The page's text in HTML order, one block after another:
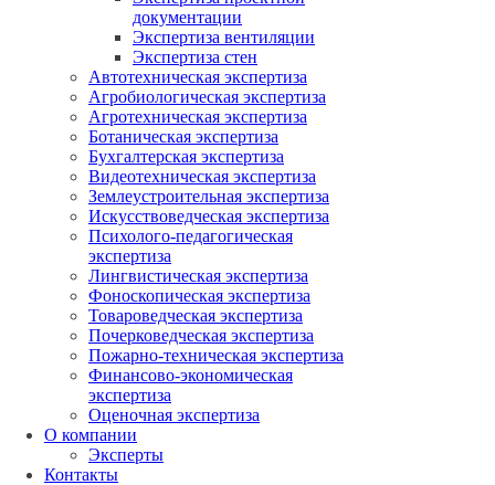
документации
Экспертиза вентиляции
Экспертиза стен
Автотехническая экспертиза
Агробиологическая экспертиза
Агротехническая экспертиза
Ботаническая экспертиза
Бухгалтерская экспертиза
Видеотехническая экспертиза
Землеустроительная экспертиза
Искусствоведческая экспертиза
Психолого-педагогическая
экспертиза
Лингвистическая экспертиза
Фоноскопическая экспертиза
Товароведческая экспертиза
Почерковедческая экспертиза
Пожарно-техническая экспертиза
Финансово-экономическая
экспертиза
Оценочная экспертиза
О компании
Эксперты
Контакты